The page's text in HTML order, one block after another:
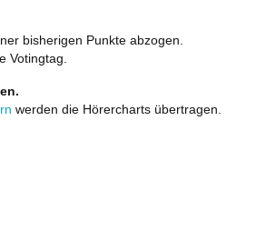
bisherigen Punkte abzogen.
Votingtag.
werden die Hörercharts übertragen.